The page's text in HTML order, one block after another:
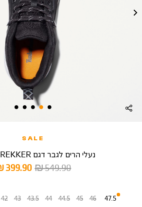
SALE
נעלי הרים לגבר דגם FIELD TREKKER
מחיר
399.90 ₪
מחיר
549.90 ₪
42 43 43.5 44 44.5 45 46 47.5